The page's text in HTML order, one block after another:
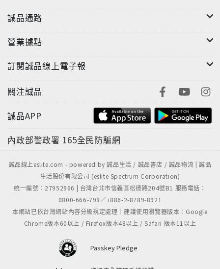
誠品通路
營業據點
訂閱誠品線上電子報
關注誠品
誠品APP
內政部警政署 165全民防騙網
誠品線上eslite.com - powered by 誠品生活 / 誠品書店 / 誠品物流 | 誠品
生活股份有限公司 (eslite Spectrum Corporation)
統一編號：27952966 | 台灣台北市信義區松德路204號B1 服務電話：
0800-666-798／+886-2-8789-8921
本網站已依台灣網站內容分級規定處理｜建議使用瀏覽器版本：Google
Chrome版本60以上 / Firefox版本48以上 / Safari 版本11以上
Passkey Pledge